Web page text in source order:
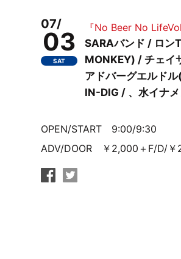
07/
03
SAT
『No Beer No
SARAバンド / ロン
MONKEY) / チェイ
アドバーグエルド
IN-DIG / 、水イナ
OPEN/START 9:00/9:30
ADV/DOOR ￥2,000＋F/D/￥